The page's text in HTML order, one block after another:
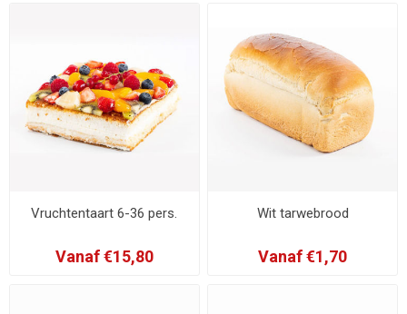
Vruchtentaart 6-36 pers.
Vanaf €15,80
Wit tarwebrood
Vanaf €1,70